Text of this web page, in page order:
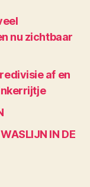
nu zichtbaar
af en
IN DE